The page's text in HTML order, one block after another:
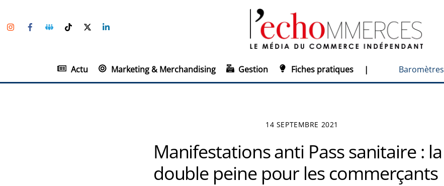
to
InstagramFacebookGroupe
Facebook
TikTokTwitter
Actu Marketing & Merchandising Gestion Fiches pratiques | Baromètres
14 SEPTEMBRE 2021
Manifestations anti Pass sanitaire : la
double peine pour les commerçants